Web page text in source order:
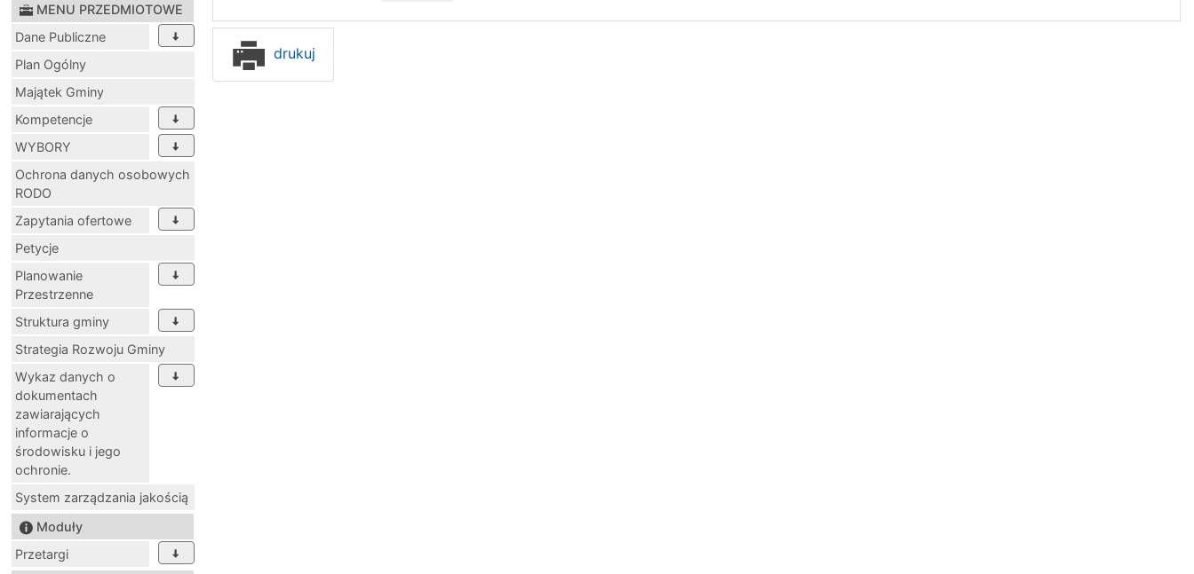
MENU PRZEDMIOTOWE
Dane Publiczne
Plan Ogólny
Majątek Gminy
Kompetencje
WYBORY
Ochrona danych osobowych
RODO
Zapytania ofertowe
Petycje
Planowanie
Przestrzenne
Struktura gminy
Strategia Rozwoju Gminy
Wykaz danych o
dokumentach
zawiarających
informacje o
środowisku i jego
ochronie.
System zarządzania jakością
Moduły
Przetargi
drukuj